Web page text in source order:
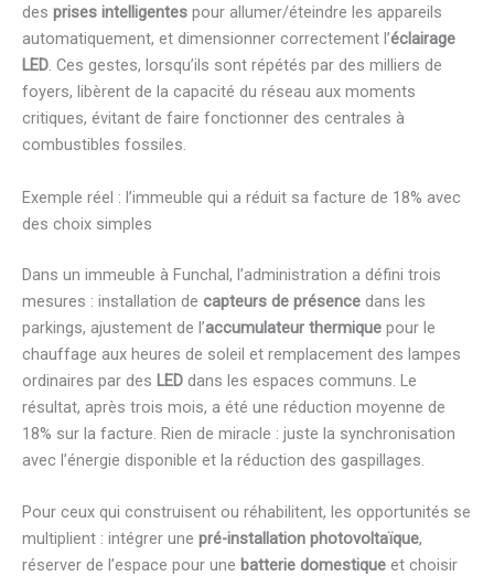
des prises intelligentes pour allumer/éteindre les appareils
automatiquement, et dimensionner correctement l’éclairage
LED. Ces gestes, lorsqu’ils sont répétés par des milliers de
foyers, libèrent de la capacité du réseau aux moments
critiques, évitant de faire fonctionner des centrales à
combustibles fossiles.
Exemple réel : l’immeuble qui a réduit sa facture de 18% avec
des choix simples
Dans un immeuble à Funchal, l’administration a défini trois
mesures : installation de capteurs de présence dans les
parkings, ajustement de l’accumulateur thermique pour le
chauffage aux heures de soleil et remplacement des lampes
ordinaires par des LED dans les espaces communs. Le
résultat, après trois mois, a été une réduction moyenne de
18% sur la facture. Rien de miracle : juste la synchronisation
avec l’énergie disponible et la réduction des gaspillages.
Pour ceux qui construisent ou réhabilitent, les opportunités se
multiplient : intégrer une pré-installation photovoltaïque,
réserver de l’espace pour une batterie domestique et choisir